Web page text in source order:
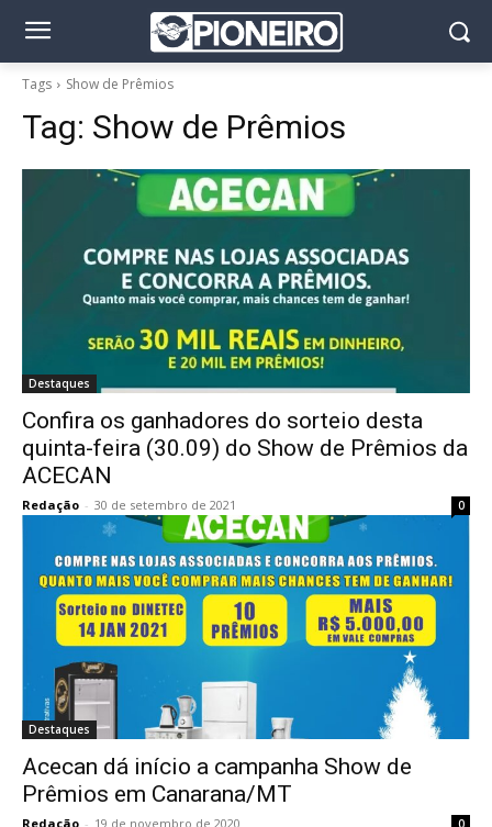
Tags Show de Prêmios
Tag: Show de Prêmios
Destaques
Confira os ganhadores do sorteio desta
quinta-feira (30.09) do Show de Prêmios da
ACECAN
Redação - 30 de setembro de 2021 0
Destaques
Acecan dá início a campanha Show de
Prêmios em Canarana/MT
Redação - 19 de novembro de 2020 0